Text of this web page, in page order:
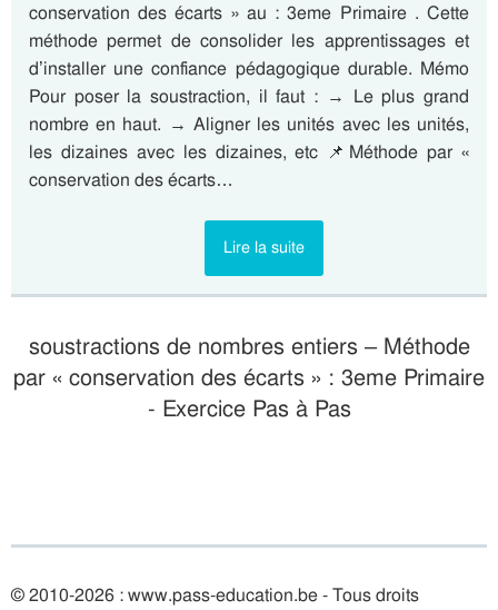
conservation des écarts » au : 3eme Primaire . Cette
méthode permet de consolider les apprentissages et
d’installer une confiance pédagogique durable. Mémo
Pour poser la soustraction, il faut : → Le plus grand
nombre en haut. → Aligner les unités avec les unités,
les dizaines avec les dizaines, etc 📌Méthode par «
conservation des écarts…
Lire la suite
soustractions de nombres entiers – Méthode
par « conservation des écarts » : 3eme Primaire
- Exercice Pas à Pas
© 2010-2026 : www.pass-education.be - Tous droits